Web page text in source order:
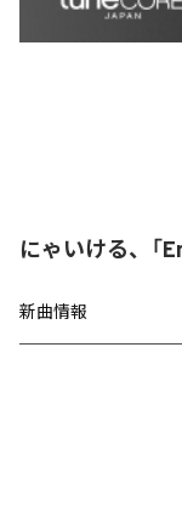
にゃいける、「
新曲情報